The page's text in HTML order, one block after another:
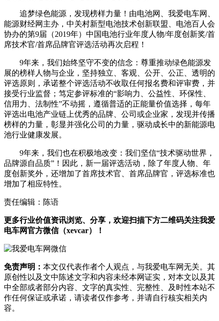
追梦绿色能源，发现榜样力量！由电池网、我爱电车网、
能源财经网主办，中关村新型电池技术创新联盟、电池百人会
协办的第9届（2019年）中国电池行业年度人物/年度创新奖/首
席技术官/首席品牌官评选活动再次启程！
9年来，我们始终坚守不变的信念：尊重推动绿色能源发
展的榜样人物与企业，坚持独立、客观、公开、公正、透明的
评选原则，承诺整个评选活动不收取任何报名费和评审费，并
接受行业监督；笃定参评标准的“影响力、公益性、环保性、
信用力、法制性”不动摇，遵循普适的正能量价值选择，每年
评选出电池产业链上优秀的品牌、公司或企业家，发现并传播
榜样的力量，彰显并强化公司的力量，驱动成长中的新能源电
池行业健康发展。
9年来，我们也在积极地改变：我们坚信“技术驱动世界，
品牌源自品质”！因此，新一届评选活动，除了年度人物、年
度创新奖外，还增加了首席技术官、首席品牌官，评选标准也
增加了相应特性。
责任编辑：陈语
更多行业价值资讯浏览、分享，欢迎扫描下方二维码关注我爱
电车网官方微信（xevcar）！
免责声明： 本文仅代表作者个人观点，与我爱电车网无关。其
原创性以及文中陈述文字和内容未经本网证实，对本文以及其
中全部或者部分内容、文字的真实性、完整性、及时性本站不
作任何保证或承诺，请读者仅作参考，并请自行核实相关内
容。